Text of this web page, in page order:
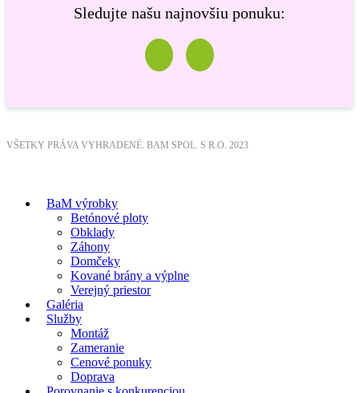
Sledujte našu najnovšiu ponuku:
VŠETKY PRÁVA VYHRADENÉ. BAM SPOL. S R.O. 2023
BaM výrobky
Betónové ploty
Obklady
Záhony
Domčeky
Kované brány a výplne
Verejný priestor
Galéria
Služby
Montáž
Zameranie
Cenové ponuky
Doprava